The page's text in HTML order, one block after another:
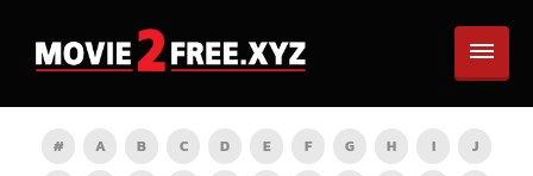
# A B C D E F G H I
J